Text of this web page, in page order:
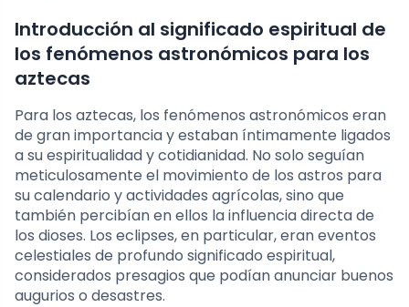
Introducción al significado espiritual de
los fenómenos astronómicos para los
aztecas
Para los aztecas, los fenómenos astronómicos eran
de gran importancia y estaban íntimamente ligados
a su espiritualidad y cotidianidad. No solo seguían
meticulosamente el movimiento de los astros para
su calendario y actividades agrícolas, sino que
también percibían en ellos la influencia directa de
los dioses. Los eclipses, en particular, eran eventos
celestiales de profundo significado espiritual,
considerados presagios que podían anunciar buenos
augurios o desastres.